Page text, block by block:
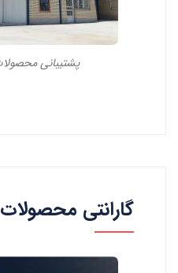
پشتیبانی
گارانتی محصولات